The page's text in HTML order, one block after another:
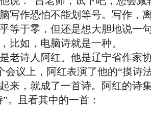
作恐怕不能划等号。写作，
等于零，但还是想大胆地说一
比如，电脑诗就是一种。
诗人阿红。他是辽宁省作家
议上，阿红表演了他的“摸诗
来，就成了一首诗。阿红的诗
。且看其中的一首：